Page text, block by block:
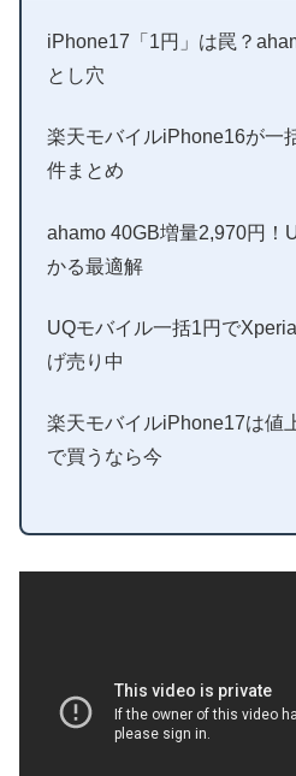
iPhone17「1円」は罠？
とし穴
楽天モバイルiPhone16が一
件まとめ
ahamo 40GB増量2,970円！
かる最適解
UQモバイル一括1円で
げ売り中
楽天モバイルiPhone17は値
で買うなら今